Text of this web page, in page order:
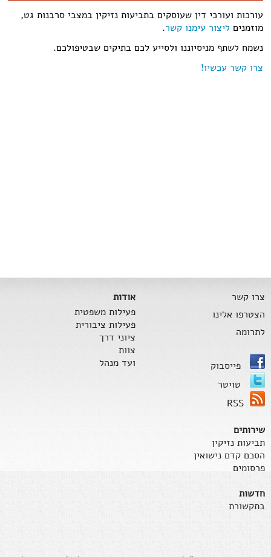
עורכות ועורכי דין שעוסקים בתביעות נזיקין במצבי סרבנות גט,
מוזמנים ליצור עימנו קשר.
נשמח לשתף מניסיוננו ולסייע לכם בתיקים שבטיפולכם.
צרו קשר עכשיו!
צרו קשר
הצטרפו אלינו
לתרומה
פייסבוק
טויטר
RSS
אודות
פעילות משפטית
פעילות ציבורית
ציוני דרך
צוות
ועד מנהל
שירותים
תביעות נזיקין
הסכם קדם נישואין
פרסומים
חדשות
בתקשורת